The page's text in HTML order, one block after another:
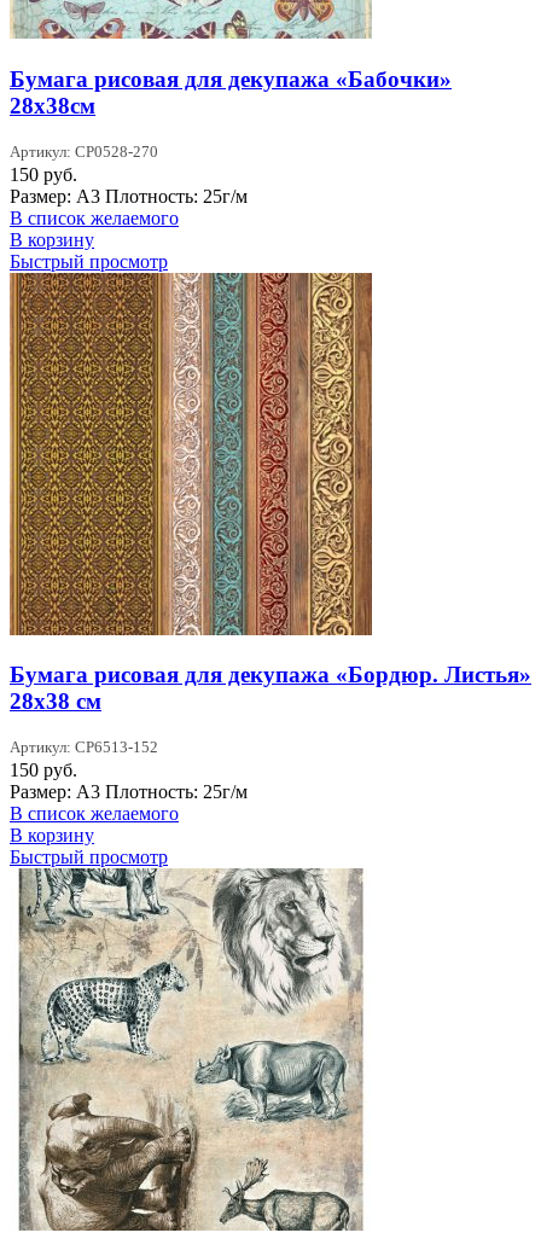
Бумага рисовая для декупажа «Бабочки»
28х38см
Артикул: CP0528-270
150 руб.
Размер: А3 Плотность: 25г/м
В список желаемого
В корзину
Быстрый просмотр
Бумага рисовая для декупажа «Бордюр. Листья»
28х38 см
Артикул: CP6513-152
150 руб.
Размер: А3 Плотность: 25г/м
В список желаемого
В корзину
Быстрый просмотр